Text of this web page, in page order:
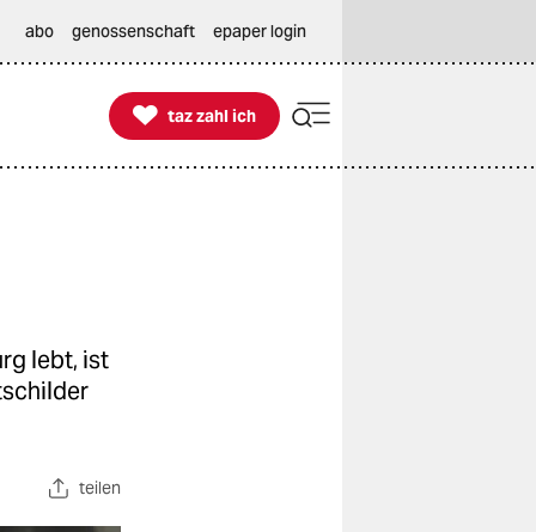
abo genossenschaft epaper login

taz zahl ich
taz zahl ich
lebt, ist
teilen